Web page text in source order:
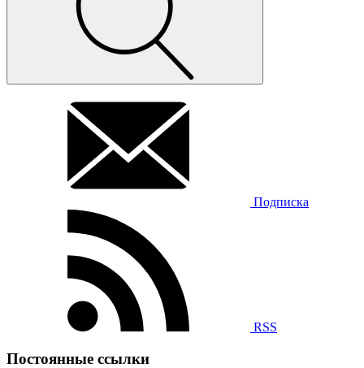
Подписка
RSS
Постоянные ссылки